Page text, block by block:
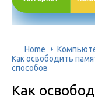
Home
Как освободить
способов
Как